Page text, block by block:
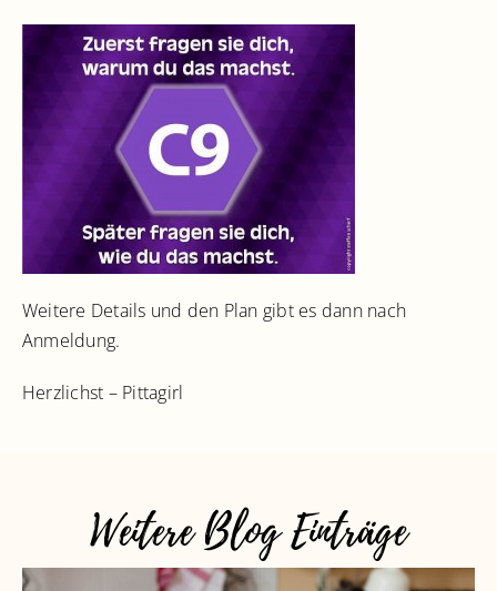
Weitere Details und den Plan gibt es dann nach
Anmeldung.
Herzlichst – Pittagirl
Weitere Blog Einträge